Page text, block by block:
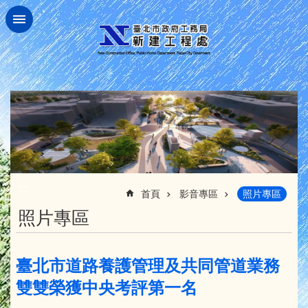
跳到主要內容區塊
首頁 影音專區 照片專區
照片專區
臺北市道路養護管理及共同管道業務
雙雙榮獲中央考評第一名